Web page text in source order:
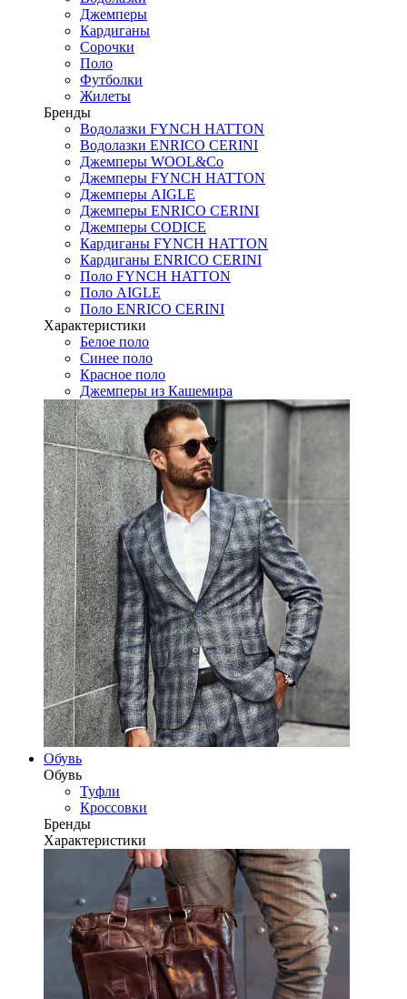
Джемперы
Кардиганы
Сорочки
Поло
Футболки
Жилеты
Бренды
Водолазки FYNCH HATTON
Водолазки ENRICO CERINI
Джемперы WOOL&Co
Джемперы FYNCH HATTON
Джемперы AIGLE
Джемперы ENRICO CERINI
Джемперы CODICE
Кардиганы FYNCH HATTON
Кардиганы ENRICO CERINI
Поло FYNCH HATTON
Поло AIGLE
Поло ENRICO CERINI
Характеристики
Белое поло
Синее поло
Красное поло
Джемперы из Кашемира
Обувь
Обувь
Туфли
Кроссовки
Бренды
Характеристики